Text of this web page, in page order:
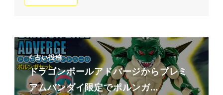
古い投稿
ドラゴンボールアドバージからプレミ
アムバンダイ限定でポルンガ…